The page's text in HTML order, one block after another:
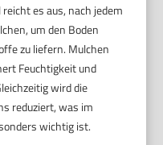
es aus, nach jedem
um den Boden
zu liefern. Mulchen
Feuchtigkeit und
wird die
reduziert, was im
wichtig ist.